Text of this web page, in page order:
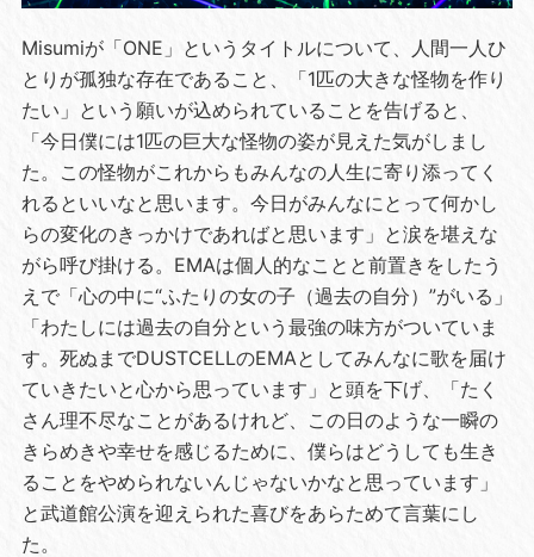
Misumiが「ONE」というタイトルについて、人間一人ひ
とりが孤独な存在であること、「1匹の大きな怪物を作り
たい」という願いが込められていることを告げると、
「今日僕には1匹の巨大な怪物の姿が見えた気がしまし
た。この怪物がこれからもみんなの人生に寄り添ってく
れるといいなと思います。今日がみんなにとって何かし
らの変化のきっかけであればと思います」と涙を堪えな
がら呼び掛ける。EMAは個人的なことと前置きをしたう
えで「心の中に“ふたりの女の子（過去の自分）”がいる」
「わたしには過去の自分という最強の味方がついていま
す。死ぬまでDUSTCELLのEMAとしてみんなに歌を届け
ていきたいと心から思っています」と頭を下げ、「たく
さん理不尽なことがあるけれど、この日のような一瞬の
きらめきや幸せを感じるために、僕らはどうしても生き
ることをやめられないんじゃないかなと思っています」
と武道館公演を迎えられた喜びをあらためて言葉にし
た。